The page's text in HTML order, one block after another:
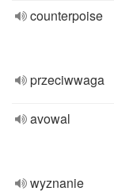
counterpoise
przeciwwaga
avowal
wyznanie